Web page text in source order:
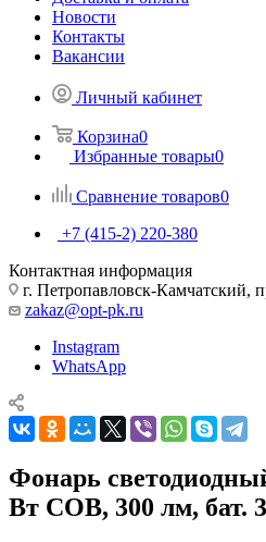
Новости
Контакты
Вакансии
Личный кабинет
Корзина0
Избранные товары0
Сравнение товаров0
+7 (415-2) 220-380
Контактная информация
г. Петропавловск-Камчатский,
zakaz@opt-pk.ru
Instagram
WhatsApp
Фонарь
Вт COB, 300 лм, бат.